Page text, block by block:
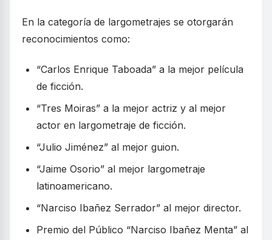
En la categoría de largometrajes se otorgarán
reconocimientos como:
“Carlos Enrique Taboada” a la mejor película
de ficción.
“Tres Moiras” a la mejor actriz y al mejor
actor en largometraje de ficción.
“Julio Jiménez” al mejor guion.
“Jaime Osorio” al mejor largometraje
latinoamericano.
“Narciso Ibañez Serrador” al mejor director.
Premio del Público “Narciso Ibañez Menta” al